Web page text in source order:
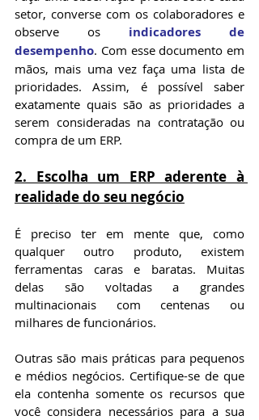
setor, converse com os colaboradores e
observe os indicadores de
desempenho. Com esse documento em
mãos, mais uma vez faça uma lista de
prioridades. Assim, é possível saber
exatamente quais são as prioridades a
serem consideradas na contratação ou
compra de um ERP.
2. Escolha um ERP aderente à
realidade do seu negócio
É preciso ter em mente que, como
qualquer outro produto, existem
ferramentas caras e baratas. Muitas
delas são voltadas a grandes
multinacionais com centenas ou
milhares de funcionários.
Outras são mais práticas para pequenos
e médios negócios. Certifique-se de que
ela contenha somente os recursos que
você considera necessários para a sua